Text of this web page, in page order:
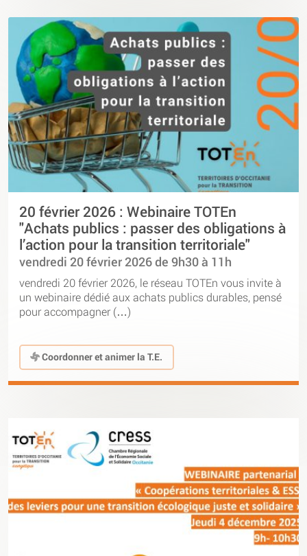
20 février 2026 : Webinaire TOTEn
"Achats publics : passer des obligations à
l’action pour la transition territoriale"
vendredi 20 février 2026 de 9h30 à 11h
vendredi 20 février 2026, le réseau TOTEn vous invite à
un webinaire dédié aux achats publics durables, pensé
pour accompagner (…)
Coordonner et animer la T.E.